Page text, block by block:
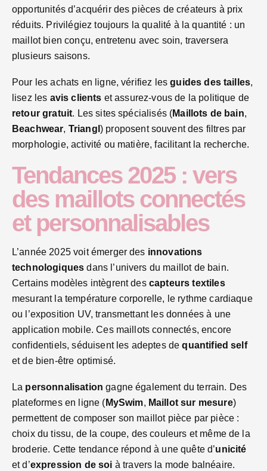
opportunités d’acquérir des pièces de créateurs à prix
réduits. Privilégiez toujours la qualité à la quantité : un
maillot bien conçu, entretenu avec soin, traversera
plusieurs saisons.
Pour les achats en ligne, vérifiez lesguides des tailles,
lisez les avis clients et assurez-vous de la politique de
retour gratuit. Les sites spécialisés (Maillots de bain,
Beachwear, Triangl ) proposent souvent des filtres par
morphologie, activité ou matière, facilitant la recherche.
Tendances 2025 : vers
des maillots connectés
et personnalisables
L’année 2025 voit émerger des innovations
technologiques dans l’univers du maillot de bain.
Certains modèles intègrent des capteurs textiles
mesurant la température corporelle, le rythme cardiaque
ou l’exposition UV, transmettant les données à une
application mobile. Ces maillots connectés, encore
confidentiels, séduisent les adeptes dequantified self
et de bien-être optimisé.
La personnalisation gagne également du terrain. Des
plateformes en ligne ( MySwim, Maillot sur mesure)
permettent de composer son maillot pièce par pièce :
choix du tissu, de la coupe, des couleurs et même de la
broderie. Cette tendance répond à une quête d’unicité
et d’expression de soi à travers la mode balnéaire.